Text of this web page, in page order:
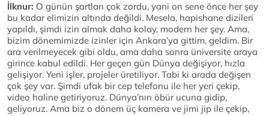
İlknur: O günün şartları çok zordu, yani on sene önce her şey
bu kadar elimizin altında değildi. Mesela, hapishane dizileri
yapıldı, şimdi izin almak daha kolay, modern her şey. Ama,
bizim dönemimizde izinler için Ankara’ya gittim, geldim. Bir
ara verilmeyecek gibi oldu, ama daha sonra üniversite araya
girince kabul edildi. Her geçen gün Dünya değişiyor, hızla
gelişiyor. Yeni işler, projeler üretiliyor. Tabi ki arada değişen
çok şey var. Şimdi ufak bir cep telefonu ile her yeri çekip,
video haline getiriyoruz. Dünya’nın öbür ucuna gidip,
geliyoruz. Ama biz o dönem üç kamera ve jimi jip ile çekip,